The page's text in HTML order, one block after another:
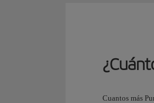
Cuantos más